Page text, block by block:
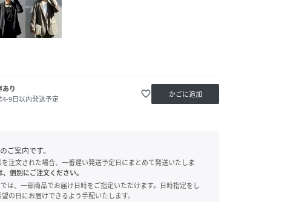
あり
4-9日以内発送予定
favorite_border かごに追加
ご案内です。
注文された場合、一番遅い発送予定日にまとめて発送いたしま
個別にご注文ください。
は、一部商品でお届け日時をご指定いただけます。日時指定をし
の日にお届けできるよう手配いたします。